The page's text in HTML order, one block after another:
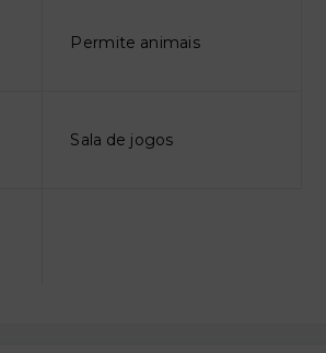
Permite animais
Sala de jogos